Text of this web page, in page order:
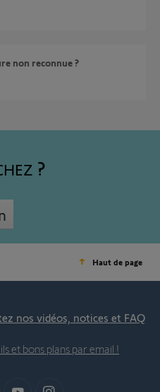
non reconnue ?
Haut de page
nos vidéos, notices et FAQ
et bons plans par email !